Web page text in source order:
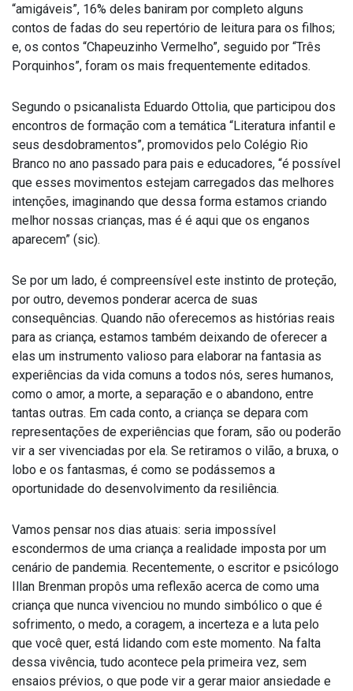
“amigáveis”, 16% deles baniram por completo alguns
contos de fadas do seu repertório de leitura para os filhos;
e, os contos “Chapeuzinho Vermelho”, seguido por “Três
Porquinhos”, foram os mais frequentemente editados.
Segundo o psicanalista Eduardo Ottolia, que participou dos
encontros de formação com a temática “Literatura infantil e
seus desdobramentos”, promovidos pelo Colégio Rio
Branco no ano passado para pais e educadores, “é possível
que esses movimentos estejam carregados das melhores
intenções, imaginando que dessa forma estamos criando
melhor nossas crianças, mas é é aqui que os enganos
aparecem” (sic).
Se por um lado, é compreensível este instinto de proteção,
por outro, devemos ponderar acerca de suas
consequências. Quando não oferecemos as histórias reais
para as criança, estamos também deixando de oferecer a
elas um instrumento valioso para elaborar na fantasia as
experiências da vida comuns a todos nós, seres humanos,
como o amor, a morte, a separação e o abandono, entre
tantas outras. Em cada conto, a criança se depara com
representações de experiências que foram, são ou poderão
vir a ser vivenciadas por ela. Se retiramos o vilão, a bruxa, o
lobo e os fantasmas, é como se podássemos a
oportunidade do desenvolvimento da resiliência.
Vamos pensar nos dias atuais: seria impossível
escondermos de uma criança a realidade imposta por um
cenário de pandemia. Recentemente, o escritor e psicólogo
Illan Brenman propôs uma reflexão acerca de como uma
criança que nunca vivenciou no mundo simbólico o que é
sofrimento, o medo, a coragem, a incerteza e a luta pelo
que você quer, está lidando com este momento. Na falta
dessa vivência, tudo acontece pela primeira vez, sem
ensaios prévios, o que pode vir a gerar maior ansiedade e